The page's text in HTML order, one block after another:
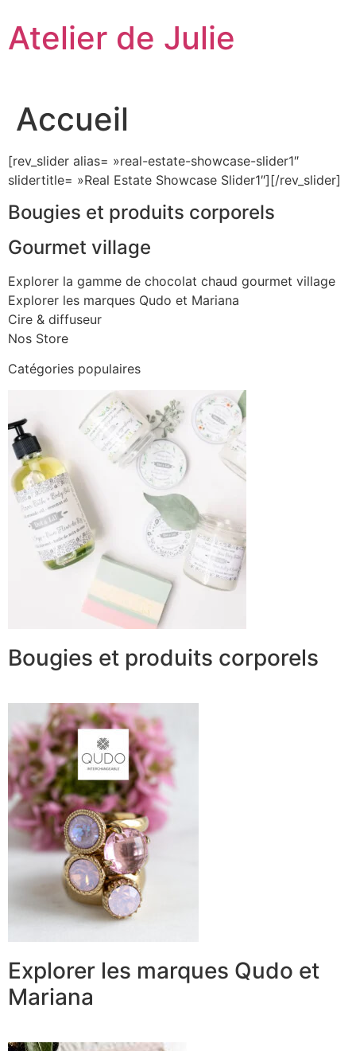
contenu
Atelier de Julie
Accueil
[rev_slider alias= »real-estate-showcase-slider1″
slidertitle= »Real Estate Showcase Slider1″][/rev_slider]
Bougies et produits corporels
Gourmet village
Explorer la gamme de chocolat chaud gourmet village
Explorer les marques Qudo et Mariana
Cire & diffuseur
Nos Store
Catégories populaires
Bougies et produits corporels
Explorer les marques Qudo et
Mariana